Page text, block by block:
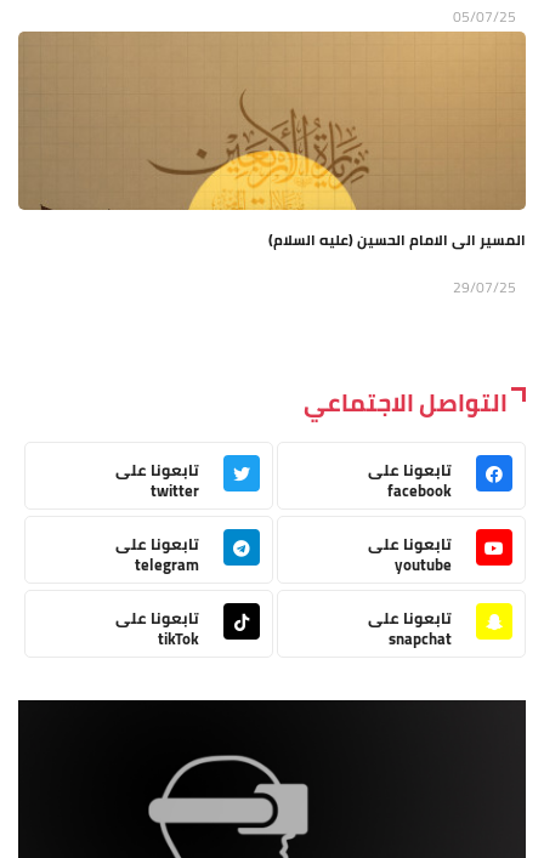
05/07/25
المسير الى الامام الحسين (عليه السلام)
29/07/25
التواصل الاجتماعي
تابعونا على
facebook
تابعونا على
twitter
تابعونا على
youtube
تابعونا على
telegram
تابعونا على
snapchat
تابعونا على
tikTok